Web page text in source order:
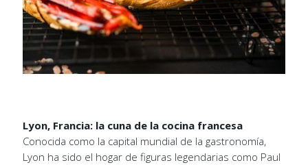
Lyon, Francia: la cuna de la cocina francesa
Conocida como la capital mundial de la gastronomía,
Lyon ha sido el hogar de figuras legendarias como Paul